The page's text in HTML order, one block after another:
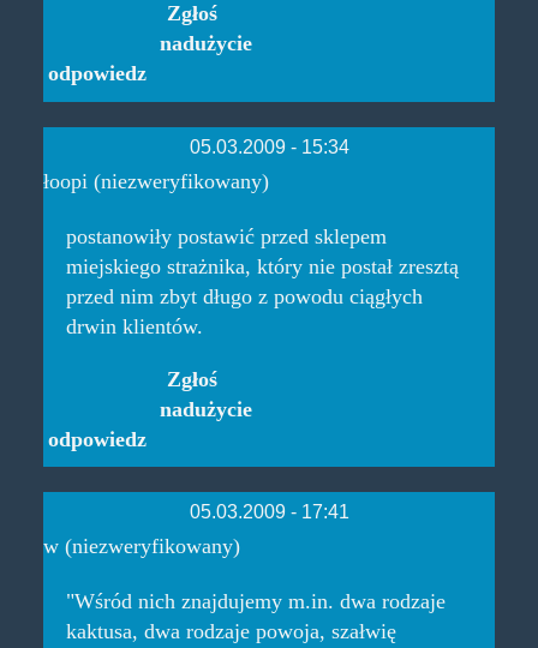
odpowiedz
Zgłoś
nadużycie
05.03.2009 - 15:34
łoopi (niezweryfikowany)
postanowiły postawić przed sklepem
miejskiego strażnika, który nie postał zresztą
przed nim zbyt długo z powodu ciągłych
drwin klientów.
odpowiedz
Zgłoś
nadużycie
05.03.2009 - 17:41
w (niezweryfikowany)
"Wśród nich znajdujemy m.in. dwa rodzaje
kaktusa, dwa rodzaje powoja, szałwię